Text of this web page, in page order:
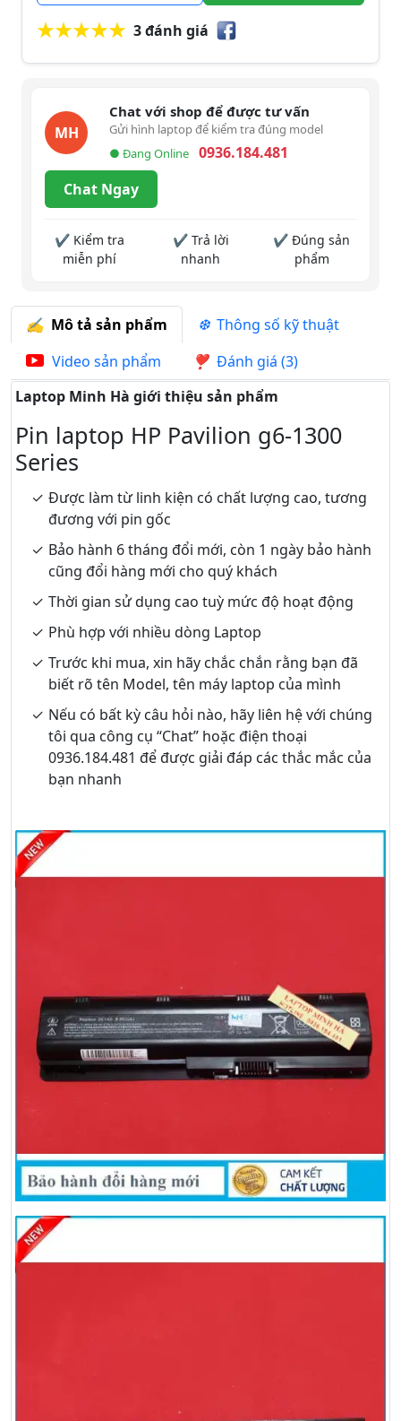
3 đánh giá
MH
Chat với shop để được tư vấn
Gửi hình laptop để kiểm tra đúng model
● Đang Online
0936.184.481
Chat Ngay
✔ Kiểm tra
miễn phí
✔ Trả lời
nhanh
✔ Đúng sản
phẩm
Mô tả sản phẩm
Thông số kỹ thuật
Video sản phẩm
Đánh giá (3)
Laptop Minh Hà giới thiệu sản phẩm
Pin laptop HP Pavilion g6-1300
Series
Được làm từ linh kiện có chất lượng cao, tương
đương với pin gốc
Bảo hành 6 tháng đổi mới, còn 1 ngày bảo hành
cũng đổi hàng mới cho quý khách
Thời gian sử dụng cao tuỳ mức độ hoạt động
Phù hợp với nhiều dòng Laptop
Trước khi mua, xin hãy chắc chắn rằng bạn đã
biết rõ tên Model, tên máy laptop của mình
Nếu có bất kỳ câu hỏi nào, hãy liên hệ với chúng
tôi qua công cụ “Chat” hoặc điện thoại
0936.184.481 để được giải đáp các thắc mắc của
bạn nhanh